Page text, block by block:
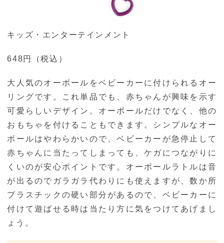
キッズ・エンターテインメント
648円（税込）
大人気のオーボールをベビーカーに付けられるオー
リングです。これ単品でも、赤ちゃんが興味を示す
可愛らしいデザイン。オーボールだけでなく、他の
おもちゃを付けることもできます。シンプルなオー
ボールはやわらかいので、ベビーカーが急停止して
赤ちゃんに当たってしまっても、ケガにつながりに
くいのが安心ポイントです。オーボールラトルは音
が出るのでガラガラ代わりにも使えますが、数か所
プラスチックの硬い部分があるので、ベビーカーに
付けて遊ばせる時は当たり方に気をつけてあげまし
ょう。